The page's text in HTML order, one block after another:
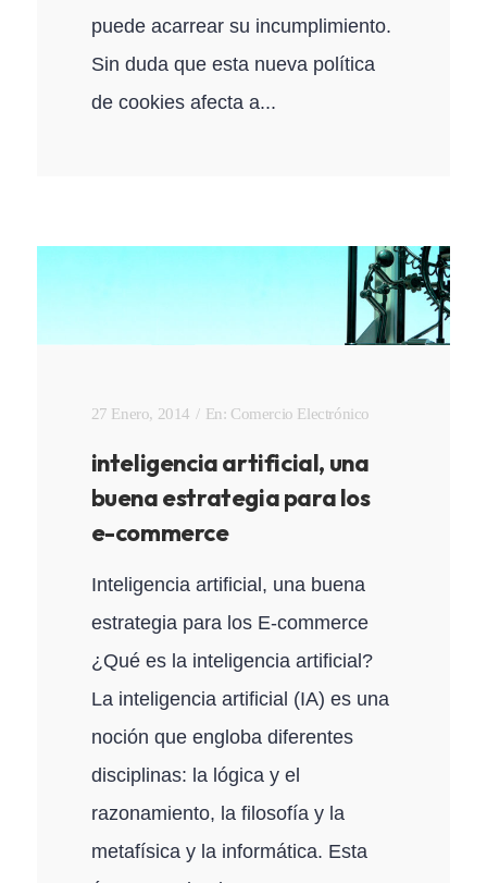
puede acarrear su incumplimiento.
Sin duda que esta nueva política
de cookies afecta a...
27 Enero, 2014 En: Comercio Electrónico
inteligencia artificial, una
buena estrategia para los
e-commerce
Inteligencia artificial, una buena
estrategia para los E-commerce
¿Qué es la inteligencia artificial?
La inteligencia artificial (IA) es una
noción que engloba diferentes
disciplinas: la lógica y el
razonamiento, la filosofía y la
metafísica y la informática. Esta